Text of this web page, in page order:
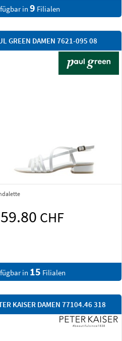
in 9 Filialen
GREEN DAMEN 7621-095 08
CHF
in 15 Filialen
KAISER DAMEN 77104.46 318